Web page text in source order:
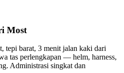
Most
tepi barat, 3 menit jalan kaki dari
tas perlengkapan — helm, harness,
Administrasi singkat dan